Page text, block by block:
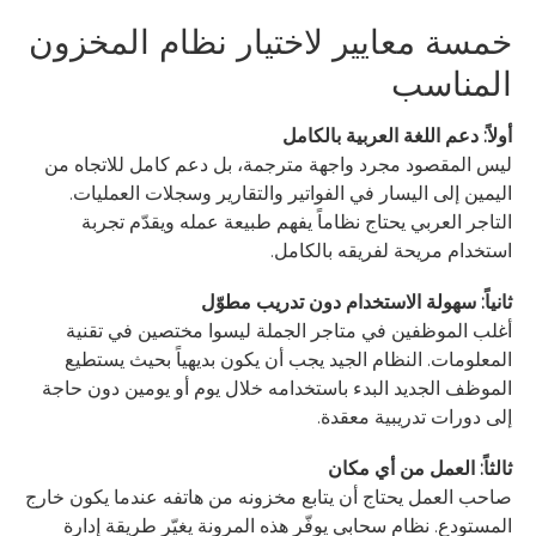
خمسة معايير لاختيار نظام المخزون
المناسب
أولاً: دعم اللغة العربية بالكامل
ليس المقصود مجرد واجهة مترجمة، بل دعم كامل للاتجاه من
اليمين إلى اليسار في الفواتير والتقارير وسجلات العمليات.
التاجر العربي يحتاج نظاماً يفهم طبيعة عمله ويقدّم تجربة
استخدام مريحة لفريقه بالكامل.
ثانياً: سهولة الاستخدام دون تدريب مطوّل
أغلب الموظفين في متاجر الجملة ليسوا مختصين في تقنية
المعلومات. النظام الجيد يجب أن يكون بديهياً بحيث يستطيع
الموظف الجديد البدء باستخدامه خلال يوم أو يومين دون حاجة
إلى دورات تدريبية معقدة.
ثالثاً: العمل من أي مكان
صاحب العمل يحتاج أن يتابع مخزونه من هاتفه عندما يكون خارج
المستودع. نظام سحابي يوفّر هذه المرونة يغيّر طريقة إدارة